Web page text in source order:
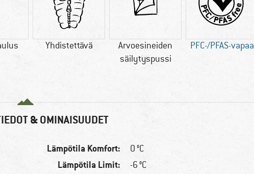
Yhdistettävä
Arvoesineiden
säilytyspussi
PFC-/PFAS-vapaa
& OMINAISUUDET
Lämpötila Komfort: 0 °C
Lämpötila Limit: -6 °C